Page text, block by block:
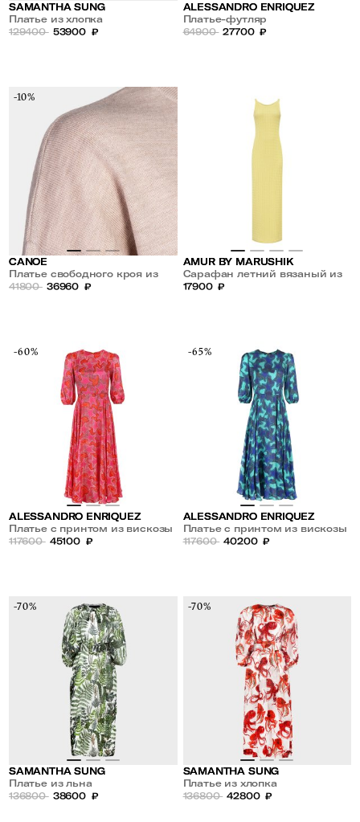
SAMANTHA SUNG
Платье из хлопка
129400 53900 ₽
ALESSANDRO ENRIQUEZ
Платье-футляр
64900 27700 ₽
-10%
CANOE
Платье свободного кроя из
кашемира,шелка и шерсти
41800 36960 ₽
AMUR BY MARUSHIK
Сарафан летний вязаный из
хлопка Сливочное Масло
17900 ₽
-60%
ALESSANDRO ENRIQUEZ
Платье с принтом из вискозы
и шелка
117600 45100 ₽
-65%
ALESSANDRO ENRIQUEZ
Платье с принтом из вискозы
и шелка
117600 40200 ₽
-70%
SAMANTHA SUNG
Платье из льна
136800 38600 ₽
-70%
SAMANTHA SUNG
Платье из хлопка
136800 42800 ₽